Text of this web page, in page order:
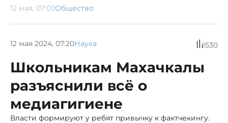
12 мая, 07:02Общество
12 мая 2024, 07:20Наука 1530
Школьникам Махачкалы
разъяснили всё о
медиагигиене
Власти формируют у ребят привычку к фактчекингу.